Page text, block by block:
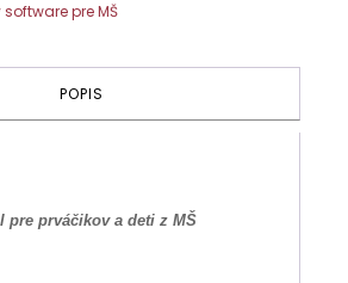
pre MŠ
POPIS
pre prváčikov a deti z MŠ